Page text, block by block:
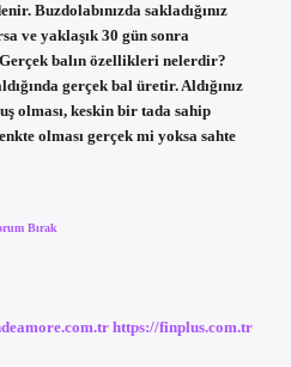
Buzdolabınızda sakladığınız
ve yaklaşık 30 gün sonra
balın özellikleri nelerdir?
gerçek bal üretir. Aldığınız
olması, keskin bir tada sahip
olması gerçek mi yoksa sahte
Bırak
https://finplus.com.tr